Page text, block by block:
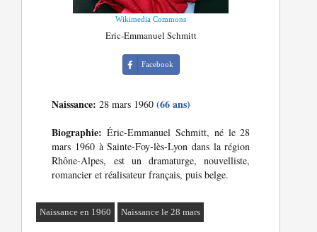
Wikimedia Commons
Eric-Emmanuel Schmitt
Facebook
Naissance: 28 mars 1960(66 ans)
Biographie: Éric-Emmanuel Schmitt, né le 28
mars 1960 à Sainte-Foy-lès-Lyon dans la région
Rhône-Alpes, est un dramaturge, nouvelliste,
romancier et réalisateur français, puis belge.
Naissance en 1960 Naissance le 28 mars